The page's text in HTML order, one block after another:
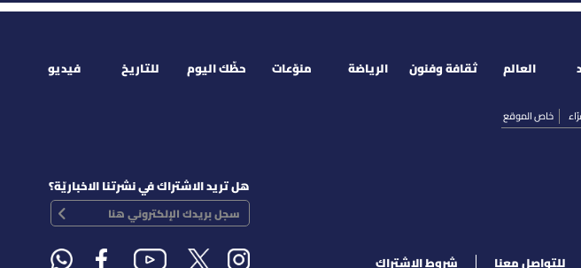
خاص الموقع
العالم ثقافة وفنون الرياضة منوّعات حظّك اليوم للتاريخ فيديو
للتواصل معنا شروط الإشتراك
هل تريد الاشتراك في نشرتنا الاخباريّة؟